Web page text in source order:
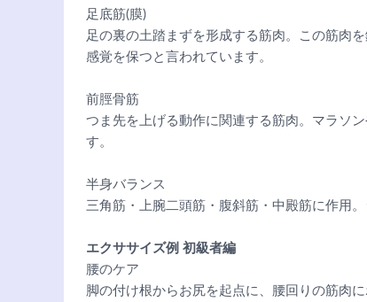
足底筋(膜)
足の裏の土踏まずを形成する筋肉。この筋肉
感覚を保つと言われています。
前脛骨筋
つま先を上げる動作に関連する筋肉。マラソ
す。
半身バランス
三角筋・上腕二頭筋・腹斜筋・中殿筋に作用
エクササイズ例 初級者編
腰のケア
脚の付け根からお尻を起点に、腰回りの筋肉